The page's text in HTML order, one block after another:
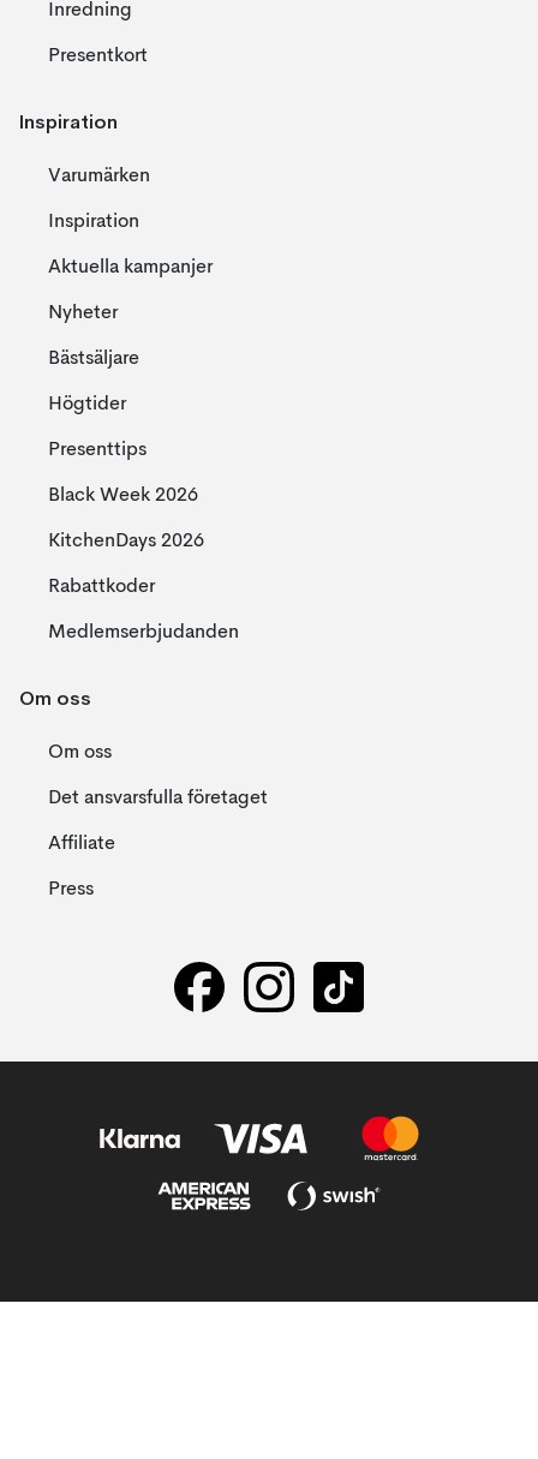
Inredning
Presentkort
Inspiration
Varumärken
Inspiration
Aktuella kampanjer
Nyheter
Bästsäljare
Högtider
Presenttips
Black Week 2026
KitchenDays 2026
Rabattkoder
Medlemserbjudanden
Om oss
Om oss
Det ansvarsfulla företaget
Affiliate
Press